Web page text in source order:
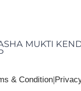
MUKTI
& Condition|